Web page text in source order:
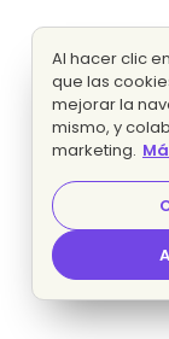
Al hacer clic
que las
mejorar la
mismo, y
marketing.